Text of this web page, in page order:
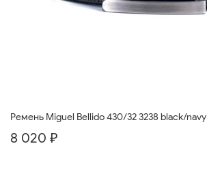
Ремень Miguel Bellido 430/32 3238 black/navy
8 020 ₽